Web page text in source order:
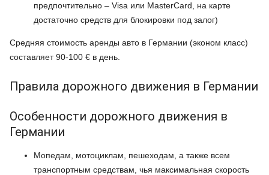
предпочтительно – Visa или MasterCard, на карте
достаточно средств для блокировки под залог)
Средняя стоимость аренды авто в Германии (эконом класс)
составляет 90-100 € в день.
Правила дорожного движения в Германии
Особенности дорожного движения в
Германии
Мопедам, мотоциклам, пешеходам, а также всем
транспортным средствам, чья максимальная скорость